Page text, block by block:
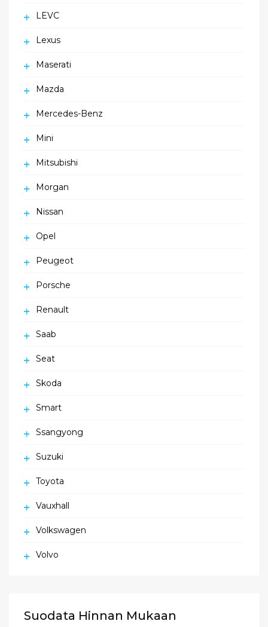
LEVC
Lexus
Maserati
Mazda
Mercedes-Benz
Mini
Mitsubishi
Morgan
Nissan
Opel
Peugeot
Porsche
Renault
Saab
Seat
Skoda
Smart
Ssangyong
Suzuki
Toyota
Vauxhall
Volkswagen
Volvo
Suodata Hinnan Mukaan